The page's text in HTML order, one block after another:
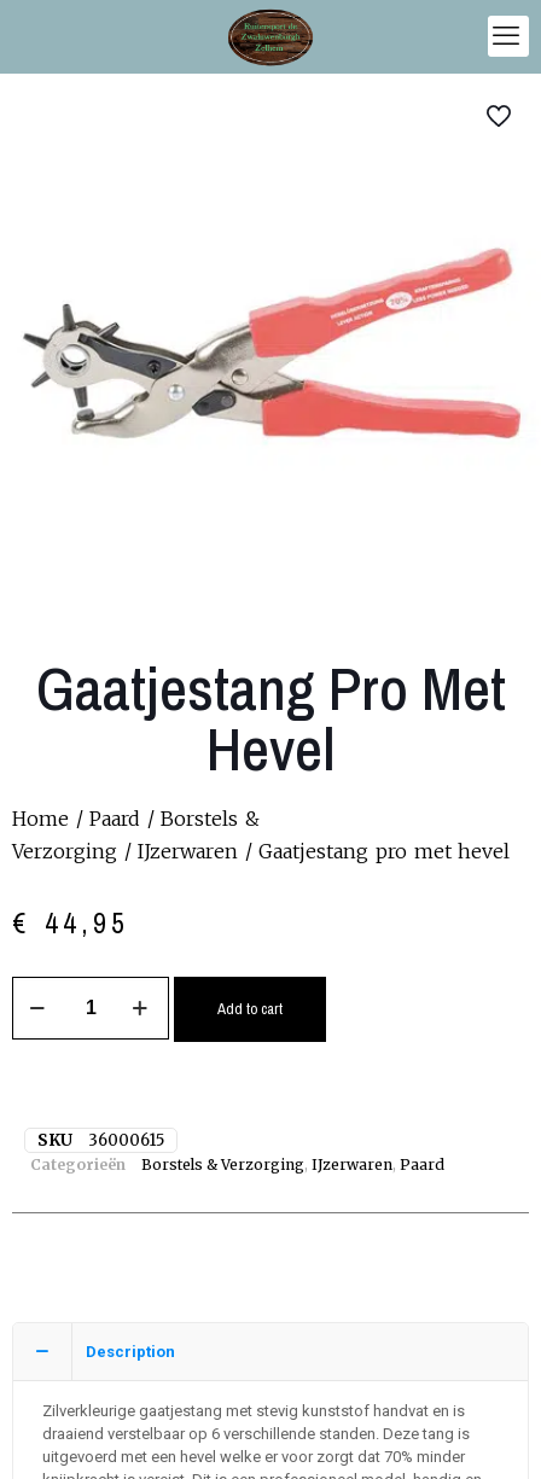
Gaatjestang Pro Met
Hevel
Home /Paard /Borstels &
Verzorging /IJzerwaren / Gaatjestang pro met hevel
€ 44,95
Add to cart
SKU 36000615
Categorieën Borstels & Verzorging, IJzerwaren, Paard
Description
Zilverkleurige gaatjestang met stevig kunststof handvat en is
draaiend verstelbaar op 6 verschillende standen. Deze tang is
uitgevoerd met een hevel welke er voor zorgt dat 70% minder